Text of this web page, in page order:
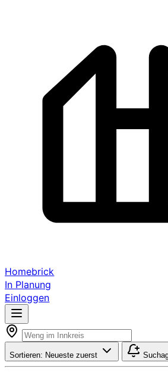
Homebrick
In Planung
Einloggen
Sortieren: Neueste zuerst